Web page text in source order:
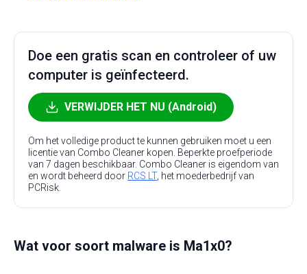
Doe een gratis scan en controleer of uw
computer is geïnfecteerd.
VERWIJDER HET NU (Android)
Om het volledige product te kunnen gebruiken moet u een
licentie van Combo Cleaner kopen. Beperkte proefperiode
van 7 dagen beschikbaar. Combo Cleaner is eigendom van
en wordt beheerd door RCS LT, het moederbedrijf van
PCRisk.
Wat voor soort malware is Ma1x0?